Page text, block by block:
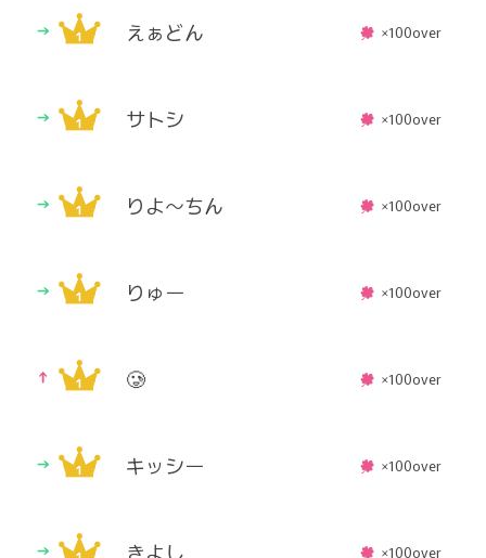
えぁどん ×100over
サトシ ×100over
りよ〜ちん ×100over
りゅー ×100over
🥲 ×100over
キッシー ×100over
きよし ×100over